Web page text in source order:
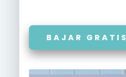
BAJAR GRATIS